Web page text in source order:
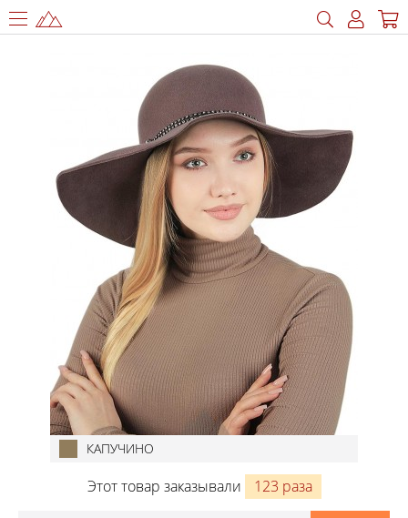
КАПУЧИНО
Этот товар заказывали 123 раза